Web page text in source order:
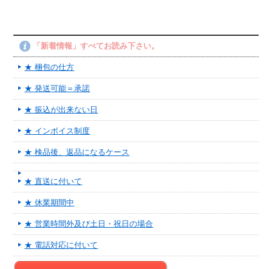
「新着情報」すべてお読み下さい。
★ 梱包の仕方
★ 発送可能＝承諾
★ 振込が出来ない日
★ インボイス制度
★ 検品後、返品になるケース
★ 直送に付いて
★ 休業期間中
★ 営業時間外及び土日・祝日の場合
★ 電話対応に付いて